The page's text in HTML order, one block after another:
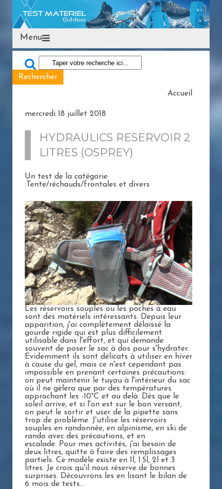
Menu
Accueil
mercredi 18 juillet 2018
HYDRAULICS RESERVOIR 2
LITRES (OSPREY)
Un test de la catégorie
:Tente/réchauds/frontales et divers
Les réservoirs souples ou les poches à eau
sont des matériels intéressants. Depuis leur
apparition, j'ai complètement délaissé la
gourde rigide qui est plus difficilement
utilisable dans l'effort, et qui demande
souvent de poser le sac à dos pour s'hydrater.
Evidemment ils sont délicats à utiliser en hiver
à cause du gel, mais ce n'est cependant pas
impossible en prenant certaines précautions:
on peut maintenir le tuyau à l'intérieur du sac
où il ne gèlera que par des températures
approchant les -10°C et au delà. Dès que le
soleil arrive, et si l'on est sur le bon versant,
on peut le sortir et user de la pipette sans
trop de problème. J'utilise les réservoirs
souples en randonnée, en alpinisme, en ski de
rando avec des précautions, et en
escalade. Pour mes activités, j'ai besoin de
deux litres, quitte à faire des remplissages
partiels. Ce modèle existe en 1l, 1.5l, 2l et 3
litres. Je crois qu'il nous réserve de bonnes
surprises. Découvrons les en lisant le bilan de
6 mois de tests...